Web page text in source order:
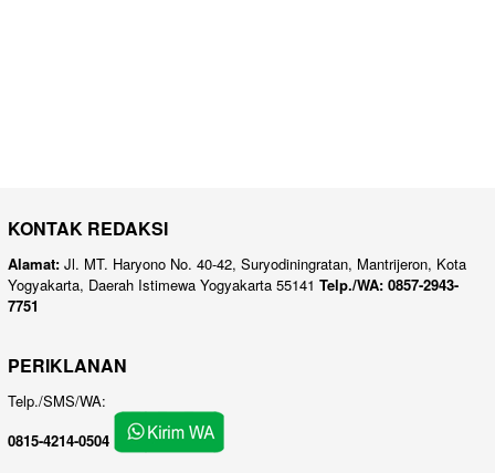
KONTAK REDAKSI
Alamat: Jl. MT. Haryono No. 40-42, Suryodiningratan, Mantrijeron, Kota
Yogyakarta, Daerah Istimewa Yogyakarta 55141 Telp./WA: 0857-2943-
7751
PERIKLANAN
Telp./SMS/WA:
0815-4214-0504